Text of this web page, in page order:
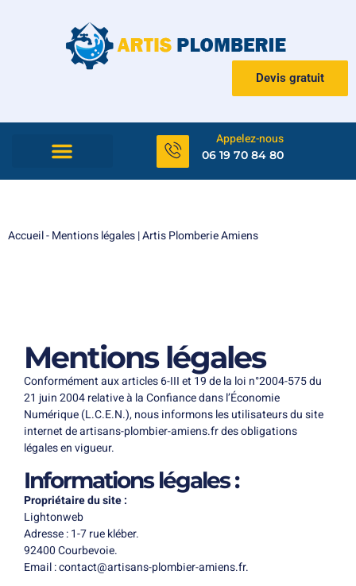
Devis gratuit
Appelez-nous
06 19 70 84 80
Accueil-Mentions légales | Artis Plomberie Amiens
Mentions légales
Conformément aux articles 6-III et 19 de la loi n°2004-575 du
21 juin 2004 relative à la Confiance dans l’Économie
Numérique (L.C.E.N.), nous informons les utilisateurs du site
internet de artisans-plombier-amiens.fr des obligations
légales en vigueur.
Informations légales :
Propriétaire du site :
Lightonweb
Adresse : 1-7 rue kléber.
92400 Courbevoie.
Email : contact@artisans-plombier-amiens.fr.